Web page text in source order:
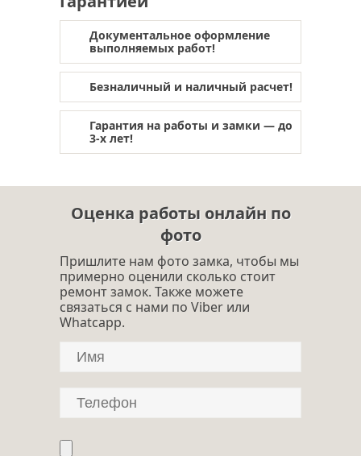
обивка двери в щелково
отделка дверей
обивка дверей
тепло- шумоизоляция двери
Документальное оформление
выполняемых работ!
Безналичный и наличный расчет!
Гарантия на работы и замки — до
3-х лет!
Оценка работы онлайн по
фото
Пришлите нам фото замка, чтобы мы
примерно оценили сколько стоит
ремонт замок. Также можете
связаться с нами по Viber или
Whatcapp.